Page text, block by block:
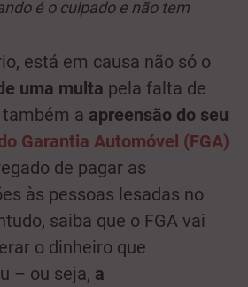
é o culpado e não tem
está em causa não só o
uma multa pela falta de
a apreensão do seu
Garantia Automóvel (FGA)
de pagar as
às pessoas lesadas no
saiba que o FGA vai
o dinheiro que
– ou seja, a